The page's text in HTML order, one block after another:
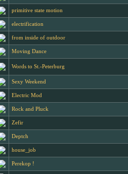
primitive state motion
electrification
from inside of outdoor
Moving Dance
Words to St.-Peterburg
Sexy Weekend
Electric Mod
Rock and Pluck
Zefir
Deptch
house_job
Perekop !